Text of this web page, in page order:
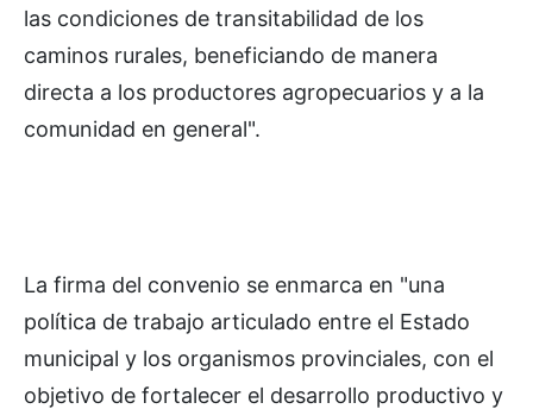
las condiciones de transitabilidad de los
caminos rurales, beneficiando de manera
directa a los productores agropecuarios y a la
comunidad en general".
La firma del convenio se enmarca en "una
política de trabajo articulado entre el Estado
municipal y los organismos provinciales, con el
objetivo de fortalecer el desarrollo productivo y